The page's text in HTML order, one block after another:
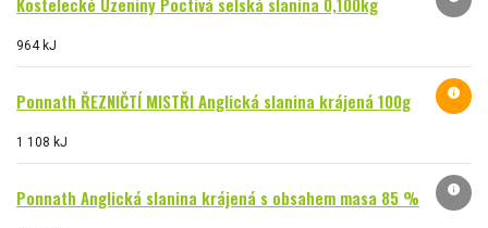
964 kJ
Ponnath ŘEZNIČTÍ MISTŘI Anglická slanina krájená 100g
1 108 kJ
info
Ponnath Anglická slanina krájená s obsahem masa 85 % info